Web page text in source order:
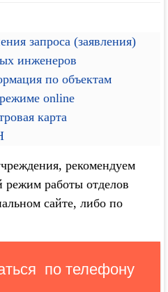
запроса (заявления)
инженеров
по объектам
online
карта
рекомендуем
режим работы отделов
сайте, либо по